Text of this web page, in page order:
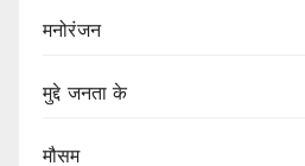
मनोरंजन
मुद्दे जनता के
मौसम